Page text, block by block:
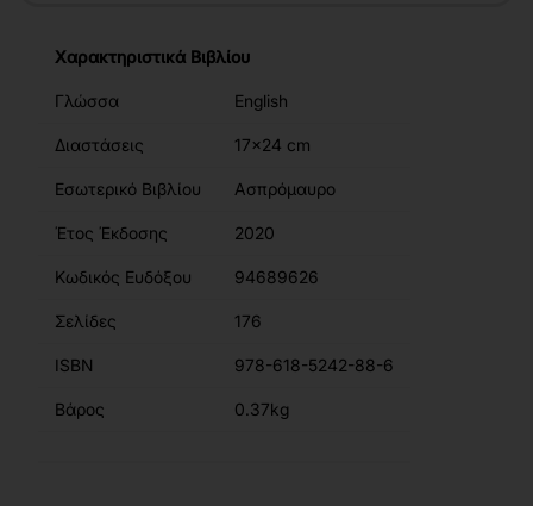
Χαρακτηριστικά Βιβλίου
Γλώσσα English
Διαστάσεις 17x24 cm
Εσωτερικό Βιβλίου Ασπρόμαυρο
Έτος Έκδοσης 2020
Κωδικός Ευδόξου 94689626
Σελίδες 176
ISBN 978-618-5242-88-6
Βάρος 0.37kg